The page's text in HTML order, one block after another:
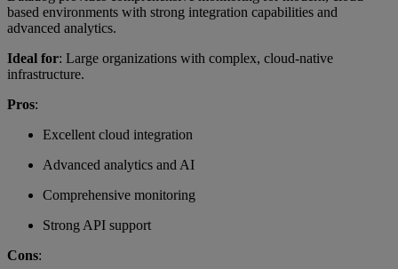
based environments with strong integration capabilities and
advanced analytics.
Ideal for: Large organizations with complex, cloud-native
infrastructure.
Pros:
Excellent cloud integration
Advanced analytics and AI
Comprehensive monitoring
Strong API support
Cons: